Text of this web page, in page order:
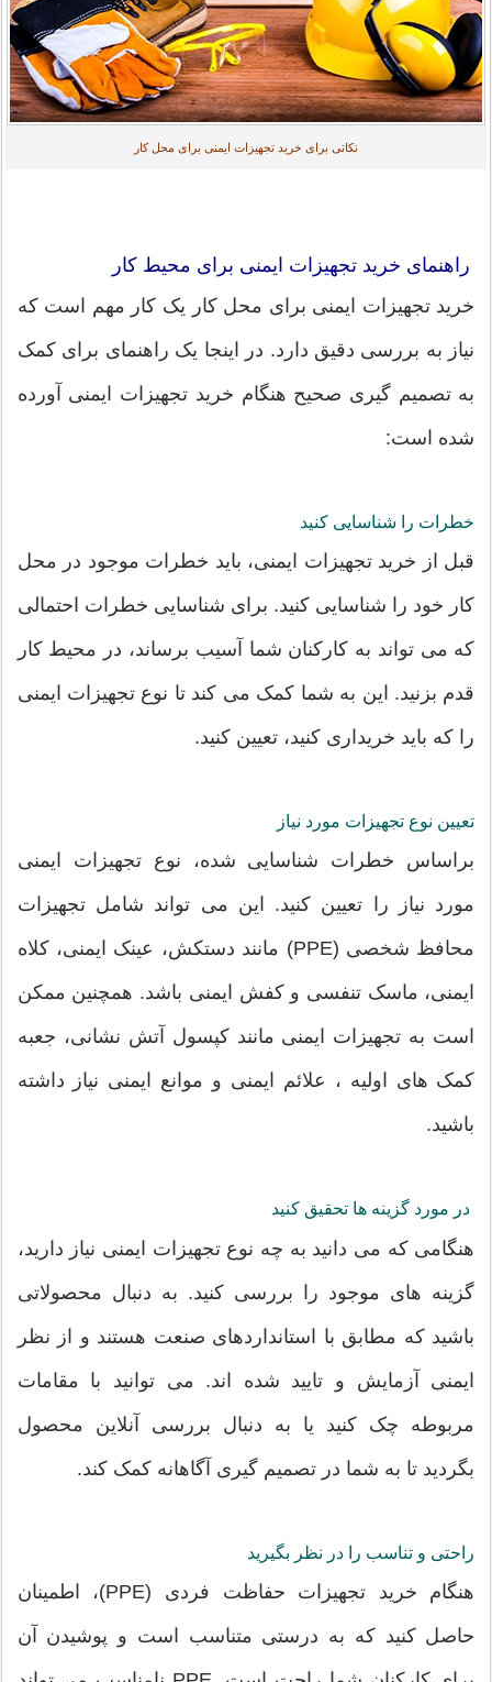
نکاتی برای خرید تجهیزات ایمنی برای محل کار
راهنمای خرید تجهیزات ایمنی برای محیط کار
خرید تجهیزات ایمنی برای محل کار یک کار مهم است که
نیاز به بررسی دقیق دارد. در اینجا یک راهنمای برای کمک
به تصمیم گیری صحیح هنگام خرید تجهیزات ایمنی آورده
شده است:
خطرات را شناسایی کنید
قبل از خرید تجهیزات ایمنی، باید خطرات موجود در محل
کار خود را شناسایی کنید. برای شناسایی خطرات احتمالی
که می تواند به کارکنان شما آسیب برساند، در محیط کار
قدم بزنید. این به شما کمک می کند تا نوع تجهیزات ایمنی
را که باید خریداری کنید، تعیین کنید.
تعیین نوع تجهیزات مورد نیاز
براساس خطرات شناسایی شده، نوع تجهیزات ایمنی
مورد نیاز را تعیین کنید. این می تواند شامل تجهیزات
محافظ شخصی (PPE) مانند دستکش، عینک ایمنی، کلاه
ایمنی، ماسک تنفسی و کفش ایمنی باشد. همچنین ممکن
است به تجهیزات ایمنی مانند کپسول آتش نشانی، جعبه
کمک های اولیه ، علائم ایمنی و موانع ایمنی نیاز داشته
باشید.
در مورد گزینه ها تحقیق کنید
هنگامی که می دانید به چه نوع تجهیزات ایمنی نیاز دارید،
گزینه های موجود را بررسی کنید. به دنبال محصولاتی
باشید که مطابق با استانداردهای صنعت هستند و از نظر
ایمنی آزمایش و تایید شده اند. می توانید با مقامات
مربوطه چک کنید یا به دنبال بررسی آنلاین محصول
بگردید تا به شما در تصمیم گیری آگاهانه کمک کند.
راحتی و تناسب را در نظر بگیرید
هنگام خرید تجهیزات حفاظت فردی (PPE)، اطمینان
حاصل کنید که به درستی متناسب است و پوشیدن آن